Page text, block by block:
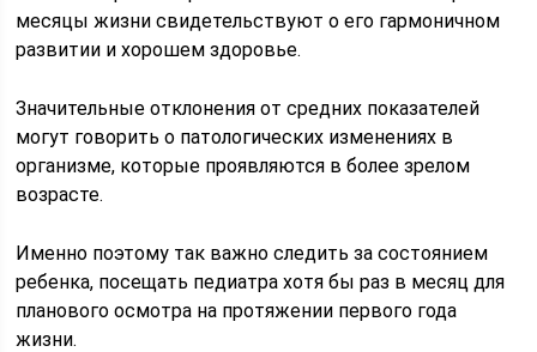
месяцы жизни свидетельствуют о его гармоничном
развитии и хорошем здоровье.
Значительные отклонения от средних показателей
могут говорить о патологических изменениях в
организме, которые проявляются в более зрелом
возрасте.
Именно поэтому так важно следить за состоянием
ребенка, посещать педиатра хотя бы раз в месяц для
планового осмотра на протяжении первого года
жизни.